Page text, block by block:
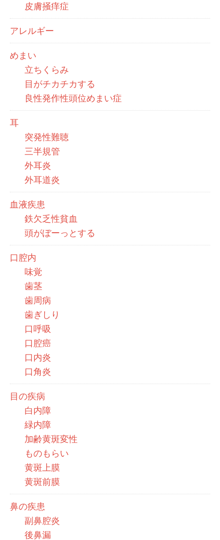
皮膚掻痒症
アレルギー
めまい
立ちくらみ
目がチカチカする
良性発作性頭位めまい症
耳
突発性難聴
三半規管
外耳炎
外耳道炎
血液疾患
鉄欠乏性貧血
頭がぼーっとする
口腔内
味覚
歯茎
歯周病
歯ぎしり
口呼吸
口腔癌
口内炎
口角炎
目の疾病
白内障
緑内障
加齢黄斑変性
ものもらい
黄斑上膜
黄斑前膜
鼻の疾患
副鼻腔炎
後鼻漏